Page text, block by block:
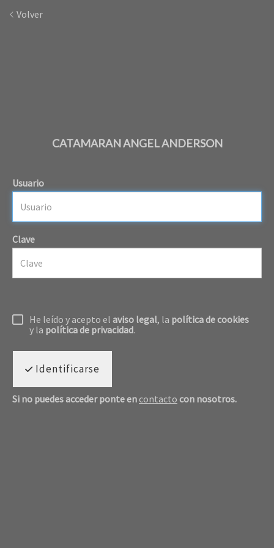
Volver
CATAMARAN ANGEL ANDERSON
Usuario
Clave
He leído y acepto el aviso legal, la política de cookies
y la política de privacidad.
Identificarse
Si no puedes acceder ponte en contacto con nosotros.